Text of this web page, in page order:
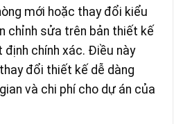
mới hoặc thay đổi kiểu
chỉnh sửa trên bản thiết kế
định chính xác. Điều này
đổi thiết kế dễ dàng
và chi phí cho dự án của